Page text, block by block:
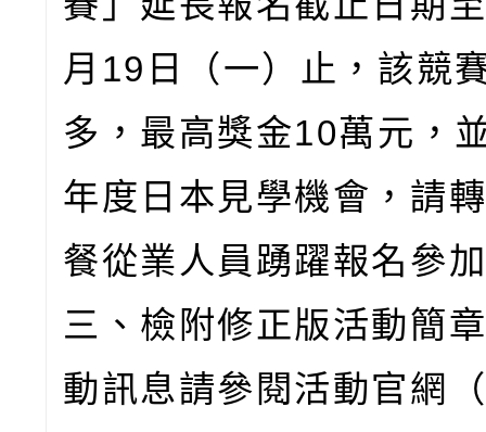
月19日（一）止，該競
多，最高獎金10萬元，
年度日本見學機會，請
餐從業人員踴躍報名參
三、檢附修正版活動簡
動訊息請參閱活動官網